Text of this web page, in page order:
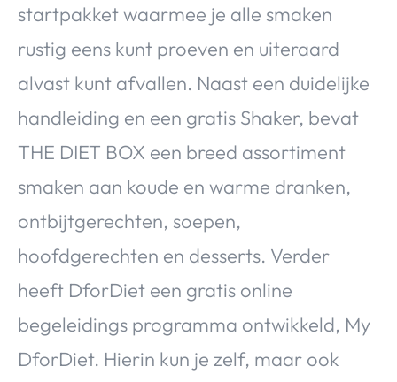
startpakket waarmee je alle smaken
rustig eens kunt proeven en uiteraard
alvast kunt afvallen. Naast een duidelijke
handleiding en een gratis Shaker, bevat
THE DIET BOX een breed assortiment
smaken aan koude en warme dranken,
ontbijtgerechten, soepen,
hoofdgerechten en desserts. Verder
heeft DforDiet een gratis online
begeleidings programma ontwikkeld, My
DforDiet. Hierin kun je zelf, maar ook